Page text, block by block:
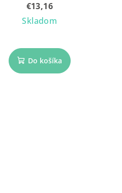
€13,16
Skladom
Do košíka